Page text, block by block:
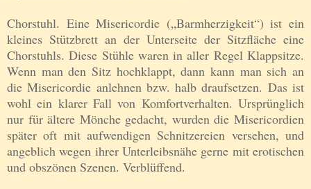
Chorstuhl. Eine Misericordie („Barmherzigkeit“) ist ein
kleines Stützbrett an der Unterseite der Sitzfläche eine
Chorstuhls. Diese Stühle waren in aller Regel Klappsitze.
Wenn man den Sitz hochklappt, dann kann man sich an
die Misericordie anlehnen bzw. halb draufsetzen. Das ist
wohl ein klarer Fall von Komfortverhalten. Ursprünglich
nur für ältere Mönche gedacht, wurden die Misericordien
später oft mit aufwendigen Schnitzereien versehen, und
angeblich wegen ihrer Unterleibsnähe gerne mit erotischen
und obszönen Szenen. Verblüffend.